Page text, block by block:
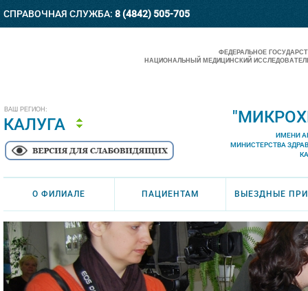
СПРАВОЧНАЯ СЛУЖБА: 8 (4842) 505-705
ВАШ РЕГИОН:
КАЛУГА
ФЕДЕРАЛЬНОЕ
НАЦИОНАЛЬНЫЙ МЕДИЦИНСКИЙ
ИМЕНИ
МИНИСТЕРСТВА
О ФИЛИАЛЕ ПАЦИЕНТАМ ВЫЕЗДНЫЕ